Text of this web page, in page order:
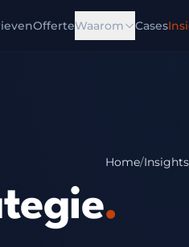
OfferteWaarom Cases
Home/Insights
.